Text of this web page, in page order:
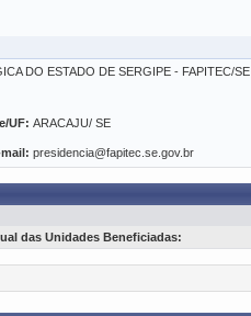
DO ESTADO DE SERGIPE - FAPITEC/SE
UF: ARACAJU/ SE
presidencia@fapitec.se.gov.br
das Unidades Beneficiadas: